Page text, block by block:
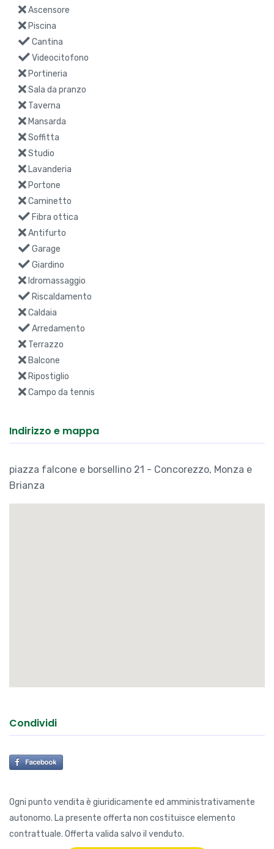
Ascensore
Piscina
Cantina
Videocitofono
Portineria
Sala da pranzo
Taverna
Mansarda
Soffitta
Studio
Lavanderia
Portone
Caminetto
Fibra ottica
Antifurto
Garage
Giardino
Idromassaggio
Riscaldamento
Caldaia
Arredamento
Terrazzo
Balcone
Ripostiglio
Campo da tennis
Indirizzo e mappa
piazza falcone e borsellino 21 - Concorezzo, Monza e
Brianza
Condividi
Ogni punto vendita è giuridicamente ed amministrativamente
autonomo. La presente offerta non costituisce elemento
contrattuale. Offerta valida salvo il venduto.